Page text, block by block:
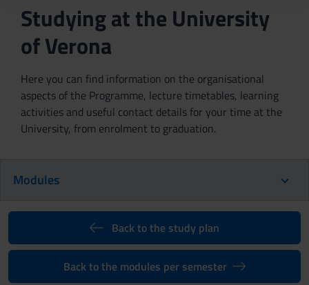
Studying at the University
of Verona
Here you can find information on the organisational
aspects of the Programme, lecture timetables, learning
activities and useful contact details for your time at the
University, from enrolment to graduation.
Modules
Back to the study plan
Back to the modules per semester